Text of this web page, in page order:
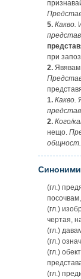
5. Какво.
при
2. Явявам
1. Какво.
2. Кого/
нещо.
общност.
(гл.)
(гл.)
чертая,
(гл.)
(гл.)
(гл.)
(гл.)